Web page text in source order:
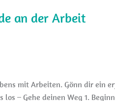
an der Arbeit
mit Arbeiten. Gönn dir ein
los – Gehe deinen Weg 1.